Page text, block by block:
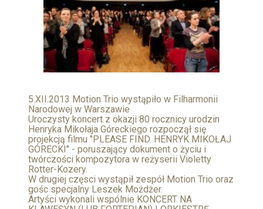
5.XII.2013 Motion Trio wystąpiło w Filharmonii
Narodowej w Warszawie
Uroczysty koncert z okazji 80 rocznicy urodzin
Henryka Mikołaja Góreckiego rozpoczął się
projekcją filmu "PLEASE FIND. HENRYK MIKOŁAJ
GÓRECKI" - poruszający dokument o życiu i
twórczości kompozytora w reżyserii Violetty
Rotter-Kozery.
W drugiej częsci wystąpił zespół Motion Trio oraz
gośc specjalny Leszek Możdżer.
Artyści wykonali wspólnie KONCERT NA